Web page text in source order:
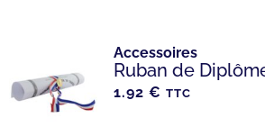
Accessoires
Ruban de
1.92 € TTC